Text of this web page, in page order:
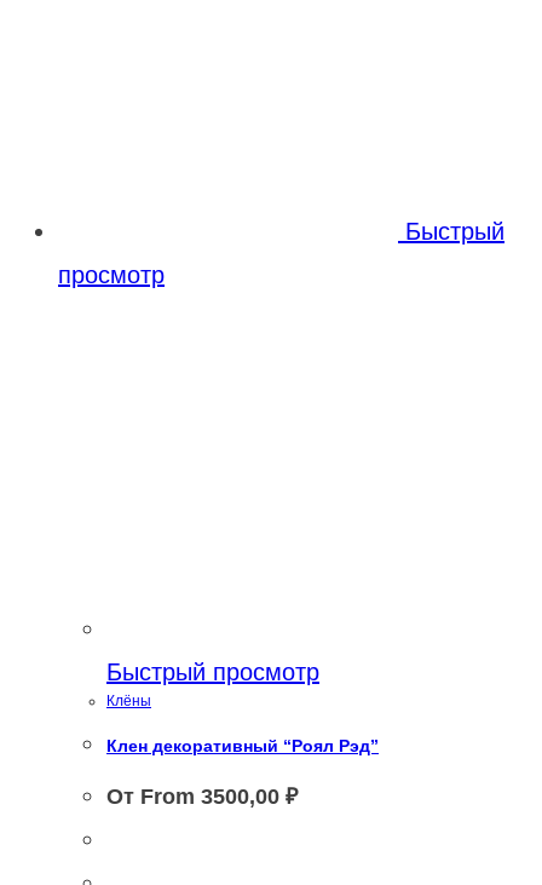
Быстрый
просмотр
Быстрый просмотр
Клёны
Клен декоративный “Роял Рэд”
От From 3500,00 ₽